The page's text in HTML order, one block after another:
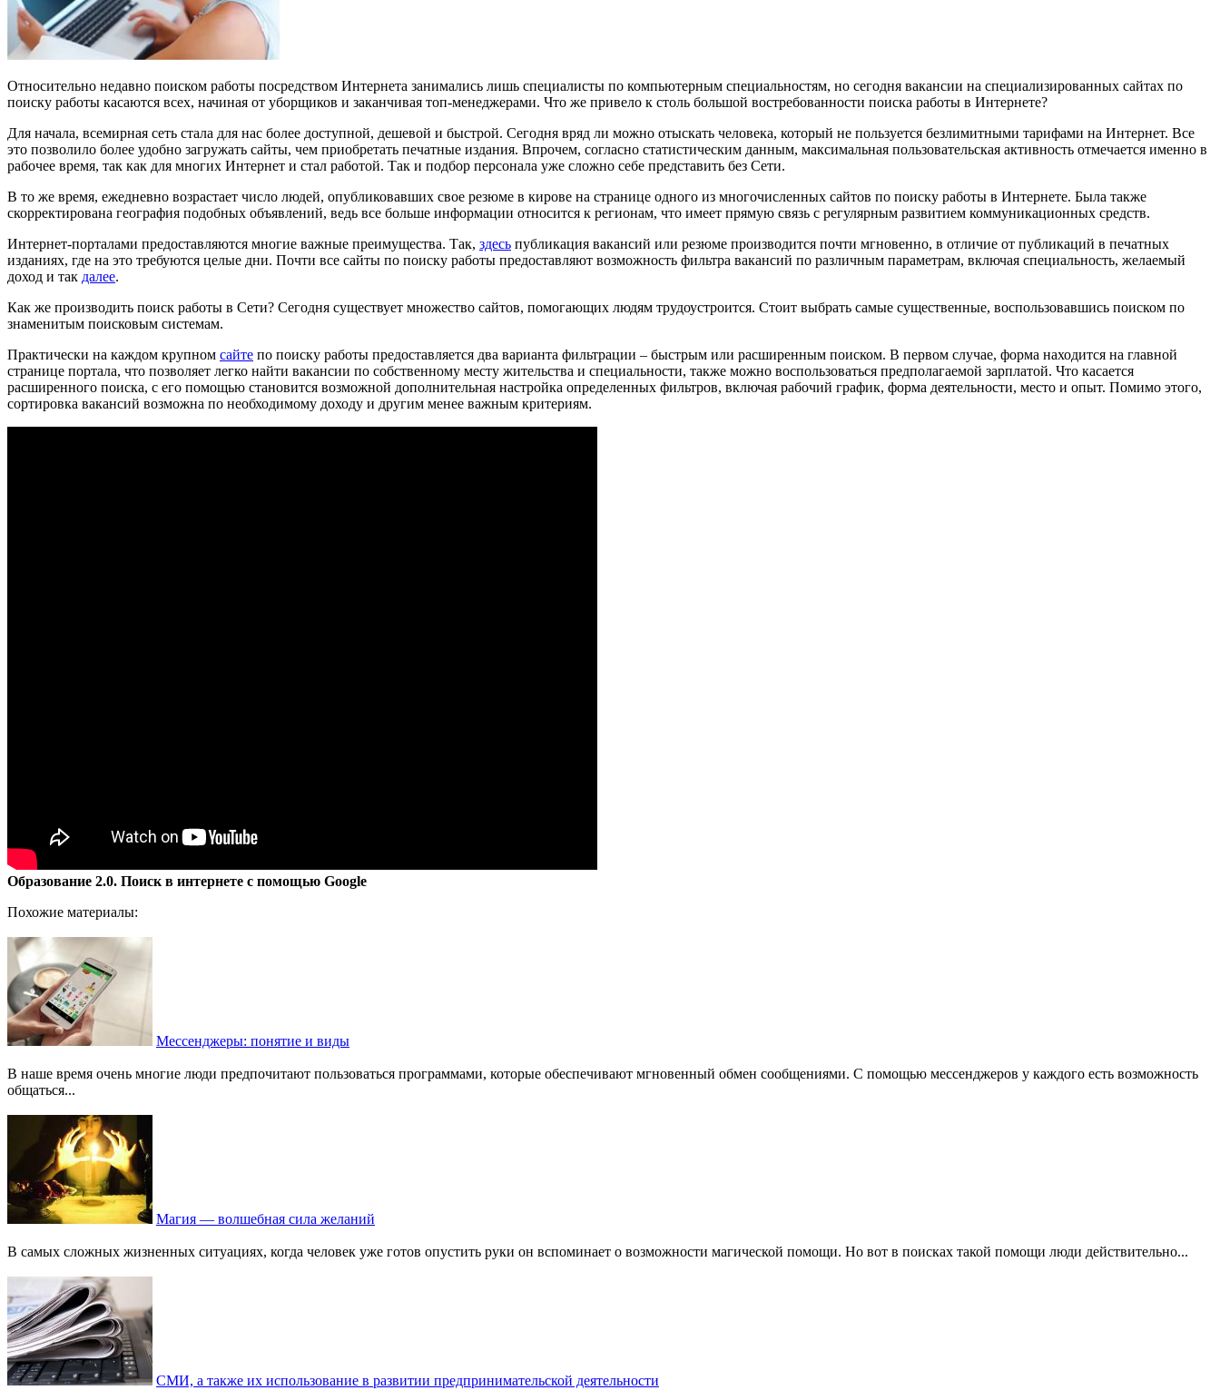
Относительно недавно поиском работы посредством Интернета занимались лишь специалисты по компьютерным специальностям, но сегодня вакансии на специализированных сайтах по
поиску работы касаются всех, начиная от уборщиков и заканчивая топ-менеджерами. Что же привело к столь большой востребованности поиска работы в Интернете?
Для начала, всемирная сеть стала для нас более доступной, дешевой и быстрой. Сегодня вряд ли можно отыскать человека, который не пользуется безлимитными тарифами на Интернет. Все
это позволило более удобно загружать сайты, чем приобретать печатные издания. Впрочем, согласно статистическим данным, максимальная пользовательская активность отмечается именно в
рабочее время, так как для многих Интернет и стал работой. Так и подбор персонала уже сложно себе представить без Сети.
В то же время, ежедневно возрастает число людей, опубликовавших свое резюме в кирове на странице одного из многочисленных сайтов по поиску работы в Интернете. Была также
скорректирована география подобных объявлений, ведь все больше информации относится к регионам, что имеет прямую связь с регулярным развитием коммуникационных средств.
Интернет-порталами предоставляются многие важные преимущества. Так, здесь публикация вакансий или резюме производится почти мгновенно, в отличие от публикаций в печатных
изданиях, где на это требуются целые дни. Почти все сайты по поиску работы предоставляют возможность фильтра вакансий по различным параметрам, включая специальность, желаемый
доход и так далее.
Как же производить поиск работы в Сети? Сегодня существует множество сайтов, помогающих людям трудоустроится. Стоит выбрать самые существенные, воспользовавшись поиском по
знаменитым поисковым системам.
Практически на каждом крупном сайте по поиску работы предоставляется два варианта фильтрации – быстрым или расширенным поиском. В первом случае, форма находится на главной
странице портала, что позволяет легко найти вакансии по собственному месту жительства и специальности, также можно воспользоваться предполагаемой зарплатой. Что касается
расширенного поиска, с его помощью становится возможной дополнительная настройка определенных фильтров, включая рабочий график, форма деятельности, место и опыт. Помимо этого,
сортировка вакансий возможна по необходимому доходу и другим менее важным критериям.
Образование 2.0. Поиск в интернете с помощью Google
Похожие материалы:
Мессенджеры: понятие и виды
В наше время очень многие люди предпочитают пользоваться программами, которые обеспечивают мгновенный обмен сообщениями. С помощью мессенджеров у каждого есть возможность
общаться...
Магия — волшебная сила желаний
В самых сложных жизненных ситуациях, когда человек уже готов опустить руки он вспоминает о возможности магической помощи. Но вот в поисках такой помощи люди действительно...
СМИ, а также их использование в развитии предпринимательской деятельности